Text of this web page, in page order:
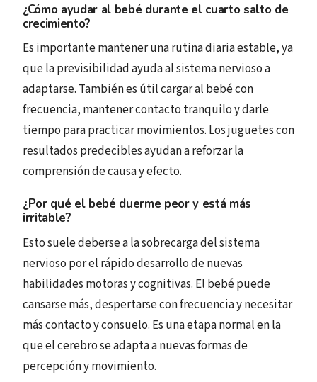
¿Cómo ayudar al bebé durante el cuarto salto de
crecimiento?
Es importante mantener una rutina diaria estable, ya
que la previsibilidad ayuda al sistema nervioso a
adaptarse. También es útil cargar al bebé con
frecuencia, mantener contacto tranquilo y darle
tiempo para practicar movimientos. Los juguetes con
resultados predecibles ayudan a reforzar la
comprensión de causa y efecto.
¿Por qué el bebé duerme peor y está más
irritable?
Esto suele deberse a la sobrecarga del sistema
nervioso por el rápido desarrollo de nuevas
habilidades motoras y cognitivas. El bebé puede
cansarse más, despertarse con frecuencia y necesitar
más contacto y consuelo. Es una etapa normal en la
que el cerebro se adapta a nuevas formas de
percepción y movimiento.